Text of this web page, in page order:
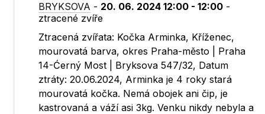
BRYKSOVA - 20. 06. 2024 12:00 - 12:00 -
ztracené zvíře
Ztracená zvířata: Kočka Arminka, Kříženec,
mourovatá barva, okres Praha-město | Praha
14-Ćerný Most | Bryksova 547/32, Datum
ztráty: 20.06.2024, Arminka je 4 roky stará
mourovatá kočka. Nemá obojek ani čip, je
kastrovaná a váží asi 3kg. Venku nikdy nebyla a